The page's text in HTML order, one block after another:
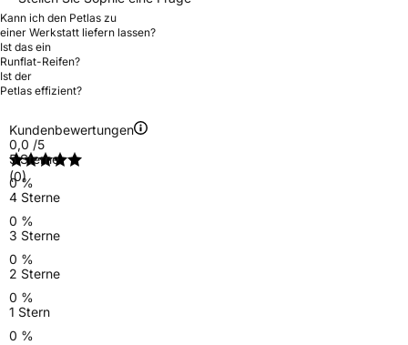
Kann ich den Petlas zu
einer Werkstatt liefern lassen?
Ist das ein
Runflat-Reifen?
Ist der
Petlas effizient?
Kundenbewertungen
0,0 /5
(0)
5 Sterne
0 %
4 Sterne
0 %
3 Sterne
0 %
2 Sterne
0 %
1 Stern
0 %